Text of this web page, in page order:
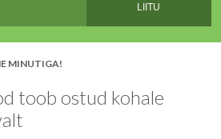
LIITU
MINUTIGA!
toob ostud kohale